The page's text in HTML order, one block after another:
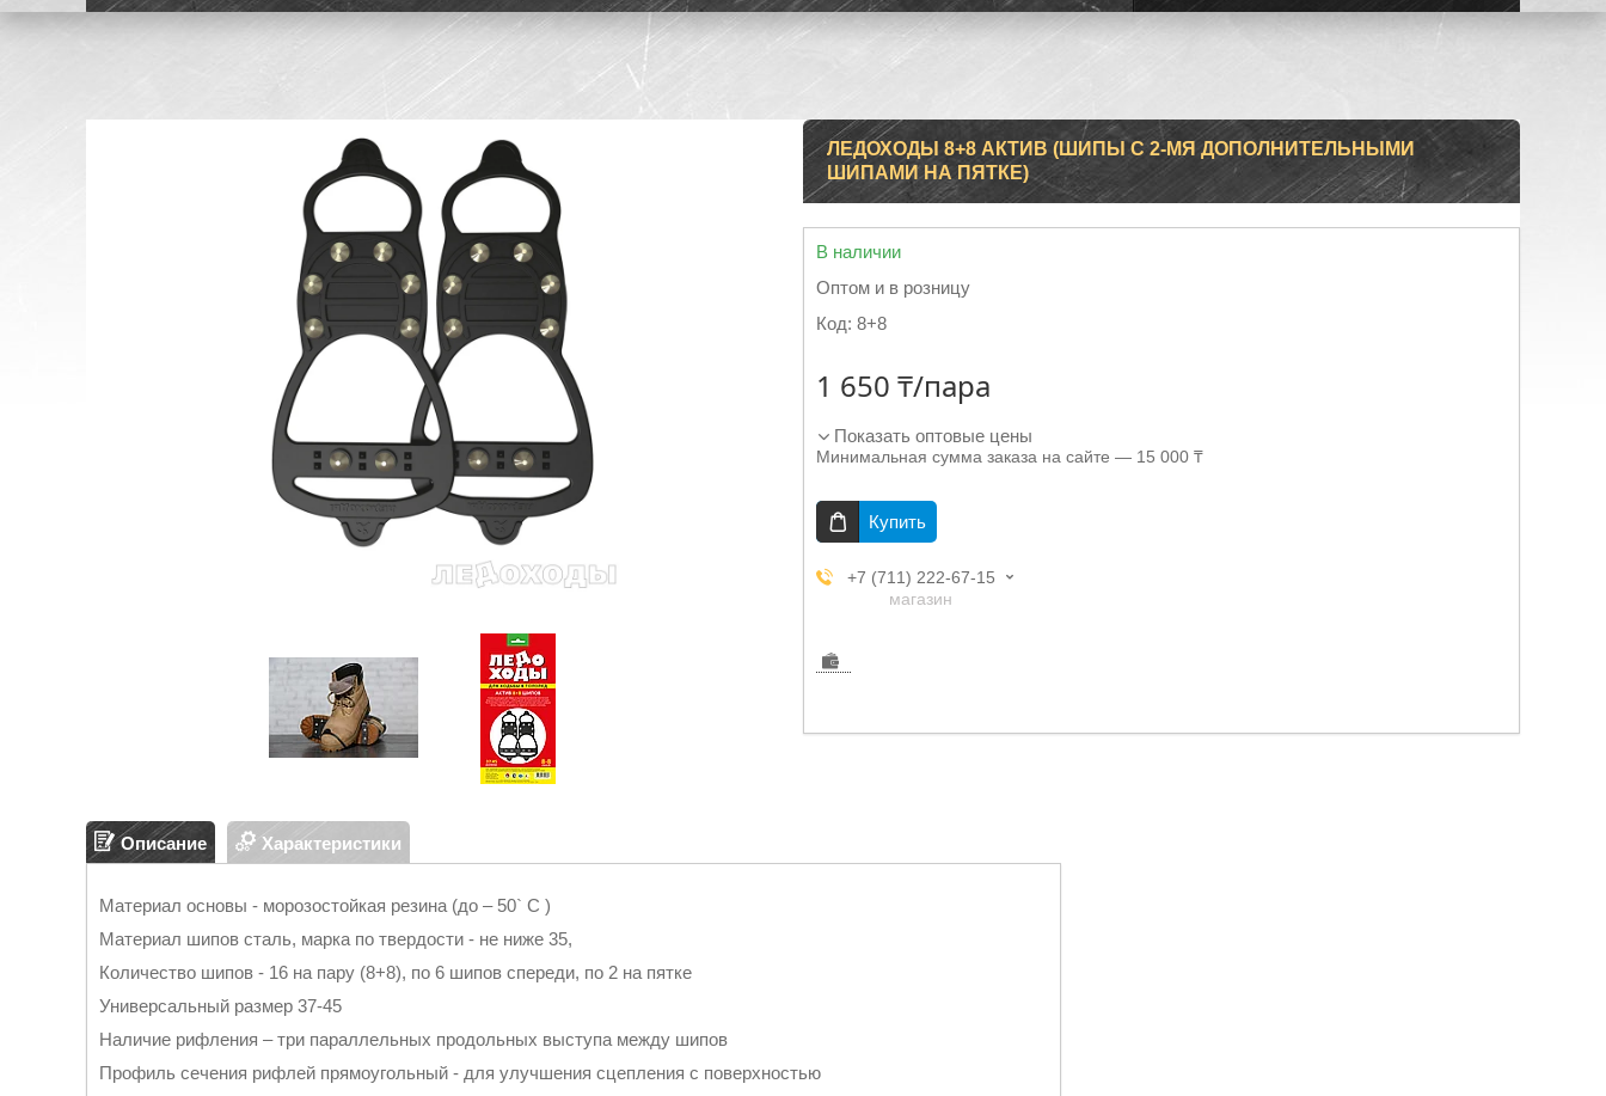
ЛЕДОХОДЫ 8+8 АКТИВ (ШИПЫ С 2-МЯ ДОПОЛНИТЕЛЬНЫМИ
ШИПАМИ НА ПЯТКЕ)
В наличии
Оптом и в розницу
Код: 8+8
1 650 ₸/пара
Показать оптовые цены
Минимальная сумма заказа на сайте — 15 000 ₸
Купить
+7 (711) 222-67-15
магазин
Описание Характеристики
Материал основы - морозостойкая резина (до – 50` С )
Материал шипов сталь, марка по твердости - не ниже 35,
Количество шипов - 16 на пару (8+8), по 6 шипов спереди, по 2 на пятке
Универсальный размер 37-45
Наличие рифления – три параллельных продольных выступа между шипов
Профиль сечения рифлей прямоугольный - для улучшения сцепления с поверхностью